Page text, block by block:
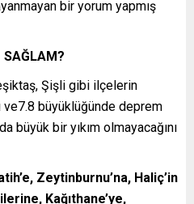
bir yorum yapmış
SAĞLAM?
Şişli gibi ilçelerin
büyüklüğünde deprem
büyük bir yıkım olmayacağını
Zeytinburnu’na, Haliç’in
Kağıthane’ye,